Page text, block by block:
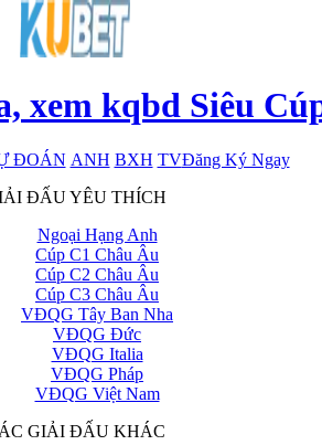
xem kqbd Siêu
ĐOÁN ANH BXH TVĐăng Ký Ngay
x
ĐẤU YÊU THÍCH
Ngoại Hạng Anh
Cúp C1 Châu Âu
Cúp C2 Châu Âu
Cúp C3 Châu Âu
VĐQG Tây Ban Nha
VĐQG Đức
VĐQG Italia
VĐQG Pháp
VĐQG Việt Nam
GIẢI ĐẤU KHÁC